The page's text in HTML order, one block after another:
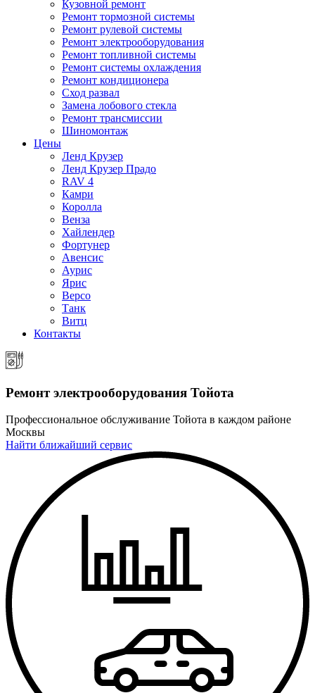
Кузовной ремонт
Ремонт тормозной системы
Ремонт рулевой системы
Ремонт электрооборудования
Ремонт топливной системы
Ремонт системы охлаждения
Ремонт кондиционера
Сход развал
Замена лобового стекла
Ремонт трансмиссии
Шиномонтаж
Цены
Ленд Крузер
Ленд Крузер Прадо
RAV 4
Камри
Королла
Венза
Хайлендер
Фортунер
Авенсис
Аурис
Ярис
Версо
Танк
Витц
Контакты
Ремонт электрооборудования Тойота
Профессиональное обслуживание Тойота в каждом районе
Москвы
Найти ближайший сервис